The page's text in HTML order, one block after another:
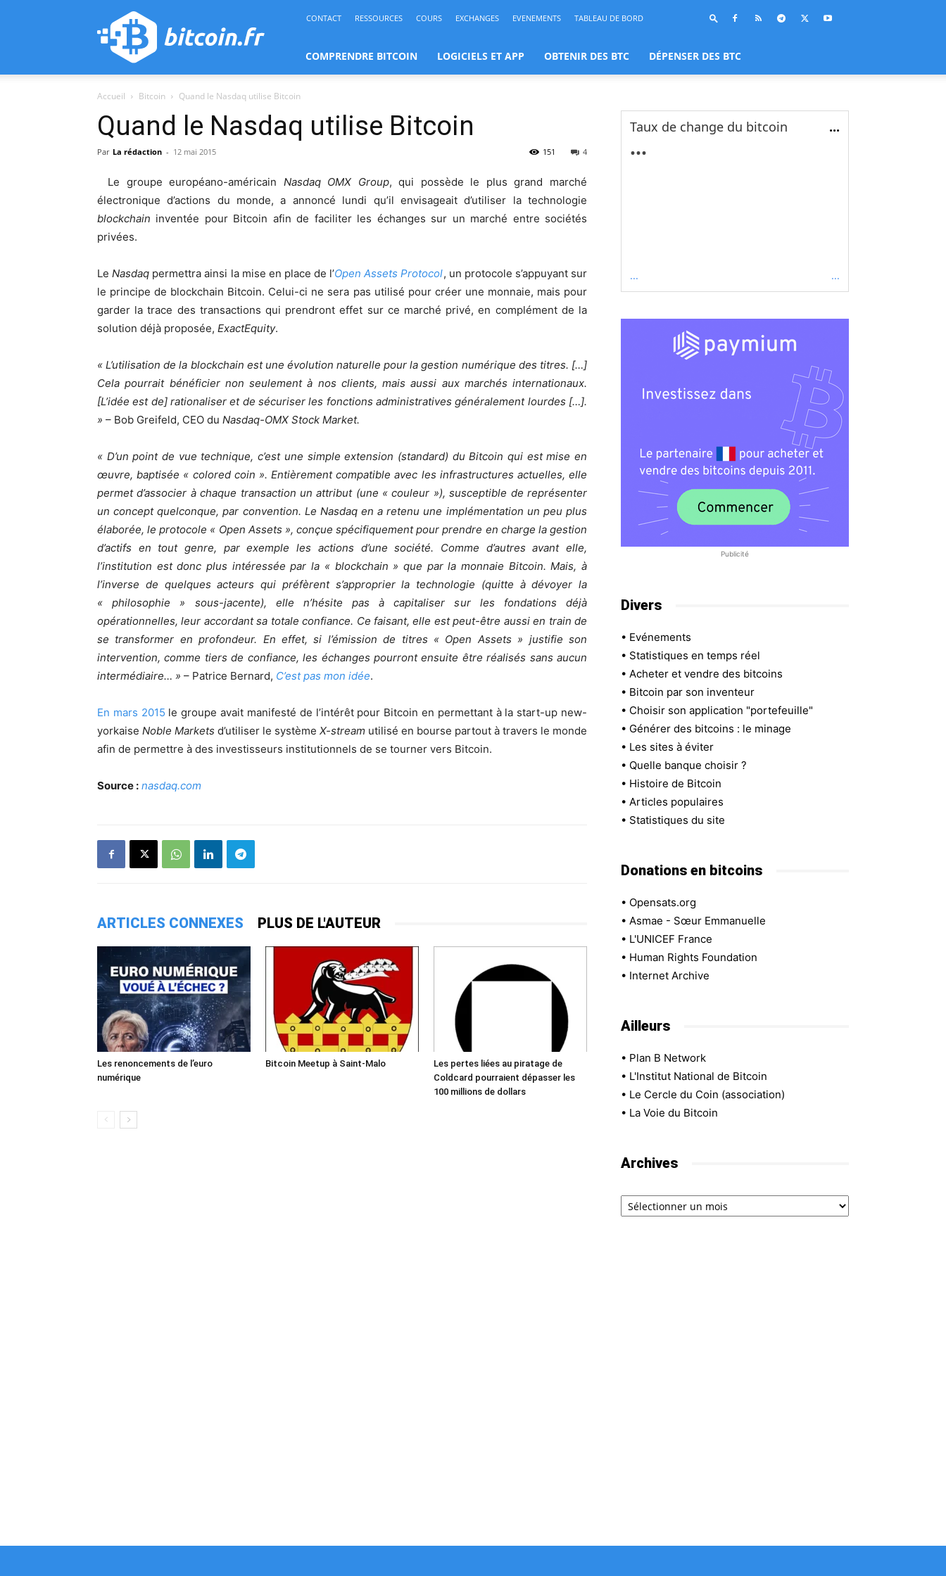
bitcoin.fr
CONTACT RESSOURCES COURS EXCHANGES EVENEMENTS TABLEAU DE BORD
COMPRENDRE BITCOIN LOGICIELS ET APP OBTENIR DES BTC DÉPENSER DES BTC
Accueil Bitcoin Quand le Nasdaq utilise Bitcoin
Quand le Nasdaq utilise Bitcoin
Par La rédaction - 12 mai 2015 4
151
Le groupe européano-américain Nasdaq OMX Group, qui possède le plus grand marché
électronique d’actions du monde, a annoncé lundi qu’il envisageait d’utiliser la technologie
blockchain inventée pour Bitcoin afin de faciliter les échanges sur un marché entre sociétés
privées.
LeNasdaq permettra ainsi la mise en place de l’Open Assets Protocol, un protocole s’appuyant sur
le principe de blockchain Bitcoin. Celui-ci ne sera pas utilisé pour créer une monnaie, mais pour
garder la trace des transactions qui prendront effet sur ce marché privé, en complément de la
solution déjà proposée, ExactEquity.
« L’utilisation de la blockchain est une évolution naturelle pour la gestion numérique des titres. […]
Cela pourrait bénéficier non seulement à nos clients, mais aussi aux marchés internationaux.
[L’idée est de] rationaliser et de sécuriser les fonctions administratives généralement lourdes […].
» – Bob Greifeld, CEO du Nasdaq-OMX Stock Market.
« D’un point de vue technique, c’est une simple extension (standard) du Bitcoin qui est mise en
œuvre, baptisée « colored coin ». Entièrement compatible avec les infrastructures actuelles, elle
permet d’associer à chaque transaction un attribut (une « couleur »), susceptible de représenter
un concept quelconque, par convention. Le Nasdaq en a retenu une implémentation un peu plus
élaborée, le protocole « Open Assets », conçue spécifiquement pour prendre en charge la gestion
d’actifs en tout genre, par exemple les actions d’une société. Comme d’autres avant elle,
l’institution est donc plus intéressée par la « blockchain » que par la monnaie Bitcoin. Mais, à
l’inverse de quelques acteurs qui préfèrent s’approprier la technologie (quitte à dévoyer la
« philosophie » sous-jacente), elle n’hésite pas à capitaliser sur les fondations déjà
opérationnelles, leur accordant sa totale confiance. Ce faisant, elle est peut-être aussi en train de
se transformer en profondeur. En effet, si l’émission de titres « Open Assets » justifie son
intervention, comme tiers de confiance, les échanges pourront ensuite être réalisés sans aucun
intermédiaire… » – Patrice Bernard, C’est pas mon idée.
En mars 2015 le groupe avait manifesté de l’intérêt pour Bitcoin en permettant à la start-up new-
yorkaise Noble Markets d’utiliser le système X-stream utilisé en bourse partout à travers le monde
afin de permettre à des investisseurs institutionnels de se tourner vers Bitcoin.
Source : nasdaq.com
ARTICLES CONNEXES PLUS DE L'AUTEUR
Les renoncements de l’euro
numérique
Bitcoin Meetup à Saint-Malo
Les pertes liées au piratage de
Coldcard pourraient dépasser les
100 millions de dollars
Taux de change du bitcoin ...
...
... ...
Publicité
Divers
• Evénements
• Statistiques en temps réel
• Acheter et vendre des bitcoins
• Bitcoin par son inventeur
• Choisir son application "portefeuille"
• Générer des bitcoins : le minage
• Les sites à éviter
• Quelle banque choisir ?
• Histoire de Bitcoin
• Articles populaires
• Statistiques du site
Donations en bitcoins
• Opensats.org
• Asmae - Sœur Emmanuelle
• L'UNICEF France
• Human Rights Foundation
• Internet Archive
Ailleurs
• Plan B Network
• L'Institut National de Bitcoin
• Le Cercle du Coin (association)
• La Voie du Bitcoin
Archives
Archives